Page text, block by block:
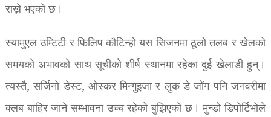
राख्ने भएको छ।
स्यामुएल उम्टिटी र फिलिप कौटिन्हो यस सिजनमा ठूलो तलब र खेलको
समयको अभावको साथ सूचीको शीर्ष स्थानमा रहेका दुई खेलाडी हुन्।
त्यस्तै, सर्जिनो डेस्ट, ओस्कर मिन्गुइजा र लुक डे जोंग पनि जनवरीमा
क्लब बाहिर जाने सम्भावना उच्च रहेको बुझिएको छ। मुन्डो डिपोर्टिभोले